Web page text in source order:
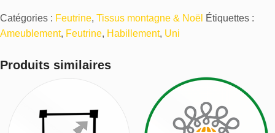
Catégories : Feutrine, Tissus montagne & Noël Étiquettes :
Ameublement, Feutrine, Habillement, Uni
Produits similaires